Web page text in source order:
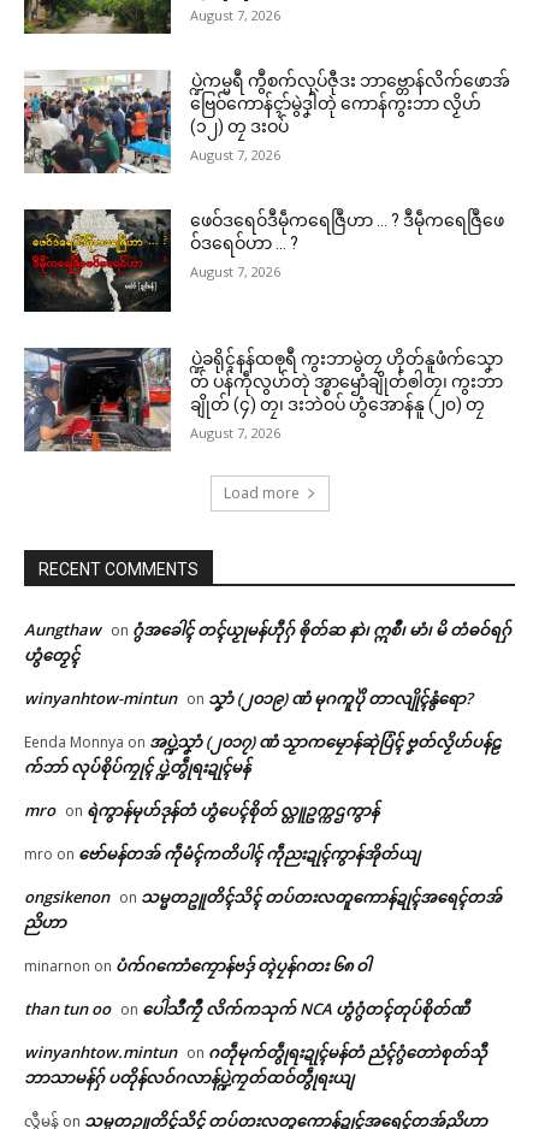
ဌာန်ပရိုၚ်ဗၠးၜးမန်
ရုဲစှ်
ပရိုၚ်လက္ကရဴအိုတ်
🏛 လညာတ်ပါ်ပဲါ
ညးဒါန်လိက်
ကေတ်အဆက်
© ဌာန်ပရိုၚ်ဗၠးၜးမန်
ကိစ္စဗ္တောန်လိက်မန် ပ္ဍဲဘာတန်အ
လဵုအသဳဂှ် ခက်ခုဲနွံတၟာဂလိုၚ်ရော
ၚ်ဂး
In "ပရိုၚ်"
နကဵုလိက်ထံက်ဂလာန်ဂှ် တၠဆေင်
တအ် ဟွံသွံကဵုကၠေင်တုဲ တၠက
In "ပရိုၚ်"
ကမၠောန်ၜဵုကျဟောံဗြောံလဝ်သၞာံ
တုဲဏံ သွက်သ္ဂောံက္လေၚ်ဗက်တံရို
ဟ်မာန်ဂှ် တၠကမၠောန်ၜဵုတံ ဂိုတ်ဂ္စာ
August 7, 2026
ပ္ဍဲကမ္မရဳ ကွဳစက်လုပ်ဇီုဒး ဘာဗ္တောန်လိက်ဖောအ်
ဗြေဝ်ကောန်ၚာ်မွဲဒၞါဲတုဲ ကောန်ကွးဘာ လၟိဟ်
(၁၂) တၠ ဒးဝပ်
August 7, 2026
ဖေဝ်ဒရေဝ်ဒဳမဵုကရေဇြဳဟာ … ? ဒဳမဵုကရေဇြဳဖေ
ဝ်ဒရေဝ်ဟာ … ?
August 7, 2026
ပ္ဍဲခရိုၚ်နန်ထၜုရဳ ကွးဘာမွဲတၠ ဟိုတ်နူဖံက်သၞော
တ် ပန်ကဵုလွဟ်တုဲ အ္စာၝောံချိုတ်ၜါတၠ၊ ကွးဘာ
ချိုတ် (၄) တၠ၊ ဒးဘဲဝပ် ဟွံအောန်နူ (၂၀) တၠ
August 7, 2026
Load more
RECENT COMMENTS
Aungthaw on ဂွံအခေါၚ် တၚ်ယၟုမန်ဟီုဂှ် ၜိုတ်ဆ နာဲ၊ ဣစဳ၊ မာံ၊ မိ တံဓဝ်ရဂှ်
ဟွံတၟေၚ်
winyanhtow-mintun on သၞာံ (၂၀၁၉) ဏံ မုဂကူပိုဲ တာလျိုၚ်နွံရော?
Eenda Monnya on အပ္ဍဲသၞာံ (၂၀၁၇) ဏံ သၟာကမၠောန်ဆုဲပြံၚ် ဗၞတ်လၟိဟ်ပန်ဠ
က်ဘာ် လုပ်စိုပ်ကၠုၚ် ပ္ဍဲတွဵုရးဍုၚ်မန်
mro on ရဲကွာန်မုဟ်ဒုန်တံ ဟွံပေၚ်စိုတ် လ္တူဥက္ကဌကွာန်
mro on ဗော်မန်တအ် ကဵုမံၚ်ကတိပါၚ် ကဵုညးဍုၚ်ကွာန်အိုတ်ယျ
ongsikenon on သမ္မတဥူတိၚ်သိၚ် တပ်တးလတူကောန်ဍုၚ်အရေၚ်တအ်
ညိဟာ
minarnon on ပံက်ဂကောံကၠောန်ဗဒှ် တ္ၚဲပၠန်ဂတး ၆၈ ဝါ
than tun oo on ပေါဲသဳကၠဳ လိက်ကသုက် NCA ဟွံဂွံတၚ်တုပ်စိုတ်ဏီ
winyanhtow.mintun on ဂတဵုမုက်တွဵုရးဍုၚ်မန်တံ ညံၚ်ဂွံတောဲစုတ်သီု
ဘာသာမန်ဂှ် ပတိုန်လဝ်ဂလာန်ပ္ဍဲကၠတ်ထဝ်တွဵုရးယျ
လွီမန် on သမ္မတဥူတိၚ်သိၚ် တပ်တးလတူကောန်ဍုၚ်အရေၚ်တအ်ညိဟာ